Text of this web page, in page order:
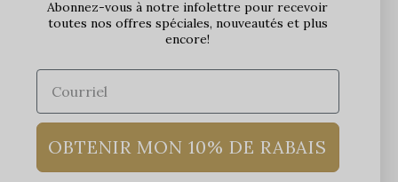
Mardi: 9h - 17h
Mercredi: 9h - 18h
Jeudi: 9h - 21h
Samedi: 9h à 17h
Abonnez-vous à notre infolettre pour recevoir
toutes nos offres spéciales, nouveautés et plus
encore!
OBTENIR MON 10% DE RABAIS